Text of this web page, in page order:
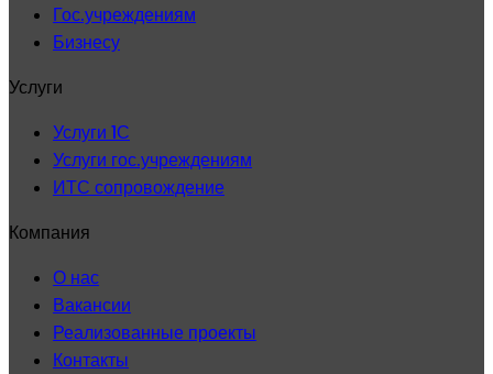
Гос.учреждениям
Бизнесу
Услуги
Услуги 1С
Услуги гос.учреждениям
ИТС сопровождение
Компания
О нас
Вакансии
Реализованные проекты
Контакты